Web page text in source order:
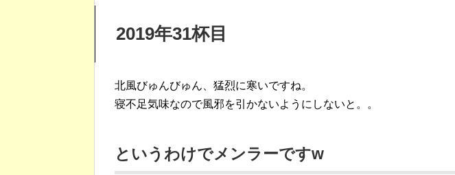
2019年31杯目
北風びゅんびゅん、猛烈に寒いですね。
寝不足気味なので風邪を引かないようにしないと。。
というわけでメンラーですw